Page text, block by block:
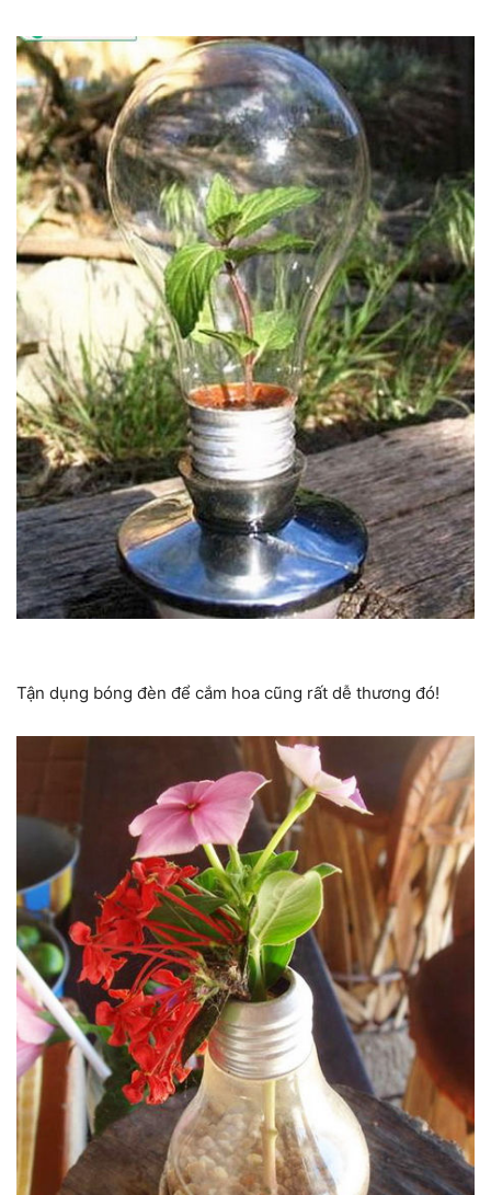
Tận dụng bóng đèn để cắm hoa cũng rất dễ thương đó!